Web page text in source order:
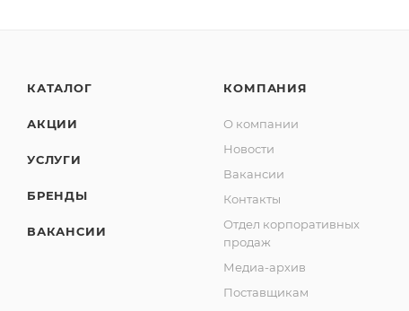
КАТАЛОГ
АКЦИИ
УСЛУГИ
БРЕНДЫ
ВАКАНСИИ
КОМПАНИЯ
О компании
Новости
Вакансии
Контакты
Отдел корпоративных
продаж
Медиа-архив
Поставщикам